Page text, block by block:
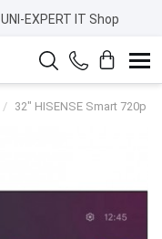
UNI-EXPERT IT Shop
32" HISENSE Smart 720p